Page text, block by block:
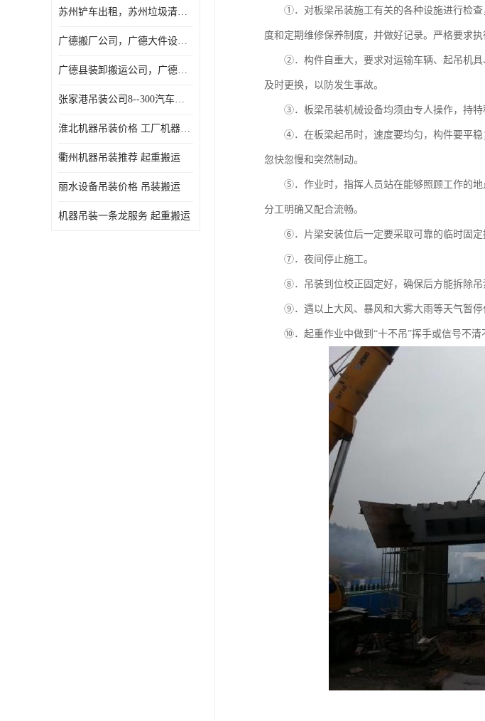
苏州铲车出租，苏州垃圾清理铲车租赁服务
广德搬厂公司，广德大件设备搬厂，广德搬运
广德县装卸搬运公司，广德县机器搬运公司
张家港吊装公司8--300汽车吊出租）
淮北机器吊装价格 工厂机器吊装
衢州机器吊装推荐 起重搬运
丽水设备吊装价格 吊装搬运
机器吊装一条龙服务 起重搬运
①．对板梁吊装施工有关的各种设施进行检查
度和定期维修保养制度，并做好记录。严格要求
②．构件自重大，要求对运输车辆、起吊机具
及时更换，以防发生事故。
③．板梁吊装机械设备均须由专人操作，持特
④．在板梁起吊时，速度要均匀，构件要平稳
忽快忽慢和突然制动。
⑤．作业时，指挥人员站在能够照顾工作的地
分工明确又配合流畅。
⑥．片梁安装位后一定要采取可靠的临时固定
⑦．夜间停止施工。
⑧．吊装到位校正固定好，确保后方能拆除吊
⑨．遇以上大风、暴风和大雾大雨等天气暂停
⑩．起重作业中做到“十不吊”挥手或信号不清